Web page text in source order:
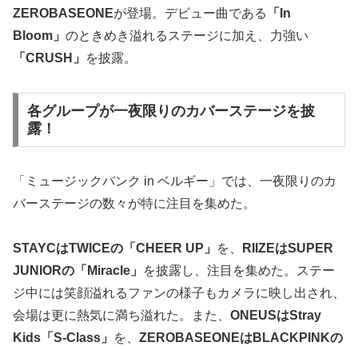
ZEROBASEONEが登場。デビュー曲である
「In
Bloom」 のときめき溢れるステージに加え、力強い
「CRUSH」
を披露。
各グループが一夜限りのカバーステージを披
露！
「ミュージックバンク in ベルギー」では、一夜限りのカ
バーステージの数々が特に注目を集めた。
STAYCはTWICEの「CHEER UP」 を、
RIIZEはSUPER
JUNIORの「Miracle」
を披露し、注目を集めた。ステー
ジ中には笑顔溢れるファンの様子もカメラに映し出され、
会場は更に熱気に満ち溢れた。また、 ONEUSはStray
Kids「S-Class」
を、 ZEROBASEONEはBLACKPINKの